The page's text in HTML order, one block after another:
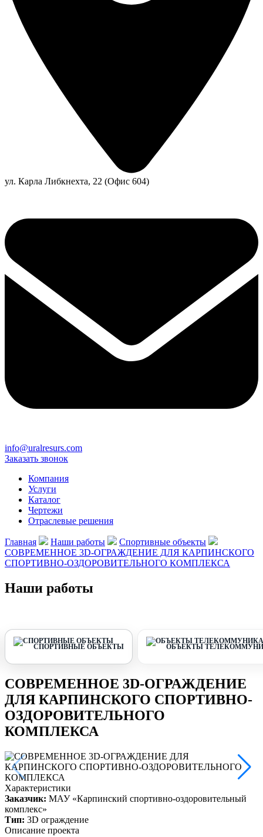
ул. Карла Либкнехта, 22 (Офис 604)
info@uralresurs.com
Заказать звонок
Компания
Услуги
Каталог
Чертежи
Отраслевые решения
Главная Наши работы
Спортивные объекты
СОВРЕМЕННОЕ 3D-ОГРАЖДЕНИЕ ДЛЯ КАРПИНСКОГО
СПОРТИВНО-ОЗДОРОВИТЕЛЬНОГО КОМПЛЕКСА
Наши работы
СПОРТИВНЫЕ ОБЪЕКТЫ ОБЪЕКТЫ
СОВРЕМЕННОЕ 3D-ОГРАЖДЕНИЕ
ДЛЯ КАРПИНСКОГО СПОРТИВНО-
ОЗДОРОВИТЕЛЬНОГО
КОМПЛЕКСА
Характеристики
Заказчик: МАУ «Карпинский спортивно-оздоровительный
комплекс»
Тип: 3D ограждение
Описание проекта